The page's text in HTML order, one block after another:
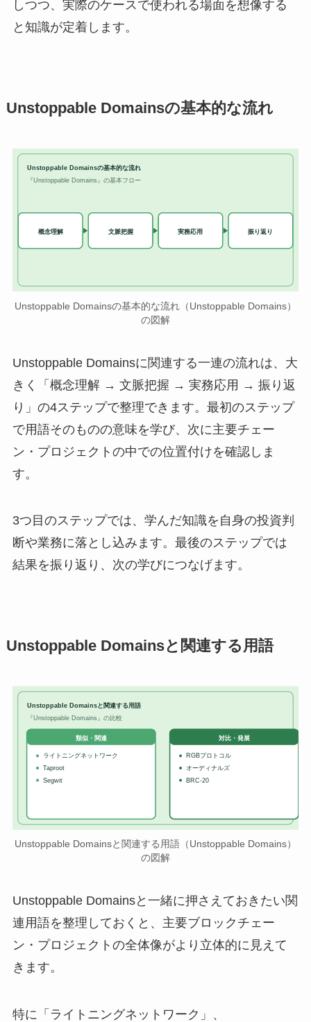
しつつ、実際のケースで使われる場面を想像する
と知識が定着します。
Unstoppable Domainsの基本的な流れ
Unstoppable Domainsの基本的な流れ
『Unstoppable Domains』の基本フロー
概念理解 文脈把握 実務応用 振り返り
Unstoppable Domainsの基本的な流れ（Unstoppable Domains）
の図解
Unstoppable Domainsに関連する一連の流れは、大
きく「概念理解 → 文脈把握 → 実務応用 → 振り返
り」の4ステップで整理できます。最初のステップ
で用語そのものの意味を学び、次に主要チェー
ン・プロジェクトの中での位置付けを確認しま
す。
3つ目のステップでは、学んだ知識を自身の投資判
断や業務に落とし込みます。最後のステップでは
結果を振り返り、次の学びにつなげます。
Unstoppable Domainsと関連する用語
Unstoppable Domainsと関連する用語
『Unstoppable Domains』の比較
類似・関連
ライトニングネットワーク
Taproot
Segwit
対比・発展
RGBプロトコル
オーディナルズ
BRC-20
Unstoppable Domainsと関連する用語（Unstoppable Domains）
の図解
Unstoppable Domainsと一緒に押さえておきたい関
連用語を整理しておくと、主要ブロックチェー
ン・プロジェクトの全体像がより立体的に見えて
きます。
特に「ライトニングネットワーク」、